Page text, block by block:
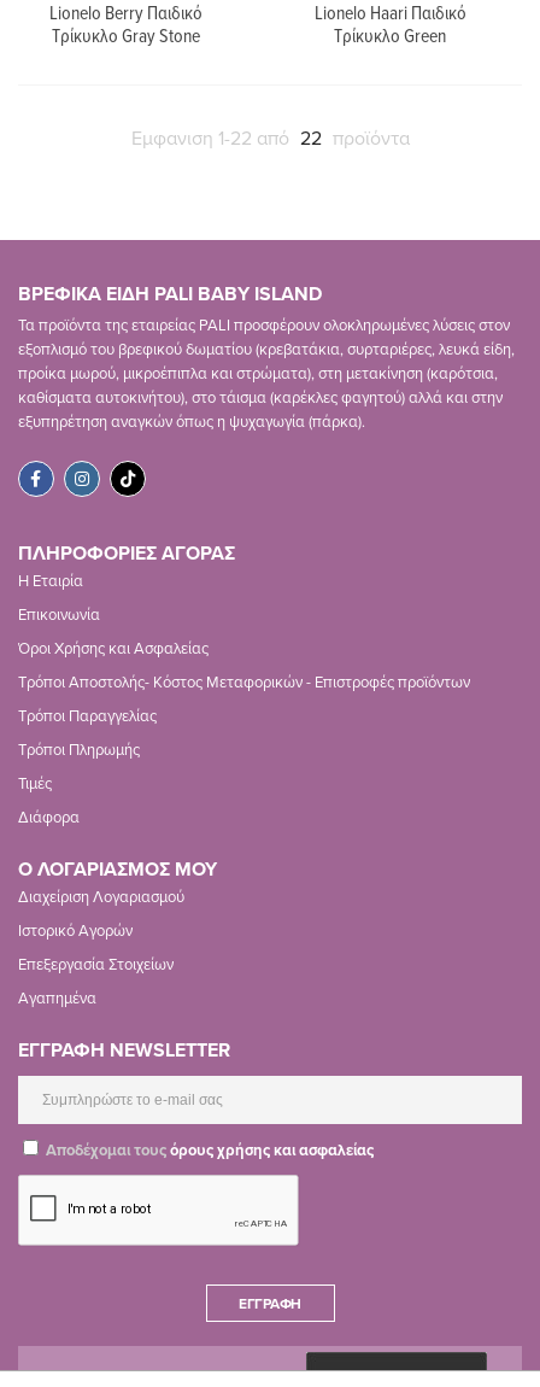
Lionelo Berry Παιδικό
Τρίκυκλο Gray Stone
Lionelo Haari Παιδικό
Τρίκυκλο Green
Εμφανιση 1-22 από 22 προϊόντα
ΒΡΕΦΙΚΑ ΕΙΔΗ PALI BABY ISLAND
Τα προϊόντα της εταιρείας PALI προσφέρουν ολοκληρωμένες λύσεις στον
εξοπλισμό του βρεφικού δωματίου (κρεβατάκια, συρταριέρες, λευκά είδη,
προίκα μωρού, μικροέπιπλα και στρώματα), στη μετακίνηση (καρότσια,
καθίσματα αυτοκινήτου), στο τάισμα (καρέκλες φαγητού) αλλά και στην
εξυπηρέτηση αναγκών όπως η ψυχαγωγία (πάρκα).
ΠΛΗΡΟΦΟΡΙΕΣ ΑΓΟΡΑΣ
Η Εταιρία
Επικοινωνία
Όροι Χρήσης και Ασφαλείας
Τρόποι Αποστολής- Κόστος Μεταφορικών - Επιστροφές προϊόντων
Τρόποι Παραγγελίας
Τρόποι Πληρωμής
Τιμές
Διάφορα
Ο ΛΟΓΑΡΙΑΣΜΟΣ ΜΟΥ
Διαχείριση Λογαριασμού
Ιστορικό Αγορών
Επεξεργασία Στοιχείων
Αγαπημένα
ΕΓΓΡΑΦΗ NEWSLETTER
Αποδέχομαι τουςόρους χρήσης και ασφαλείας
ΕΓΓΡΑΦΉ